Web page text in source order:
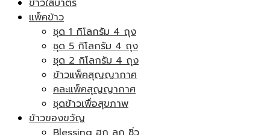
ข้าวใส่บาตร
แพ็คข้าว
ชุด 1 กิโลกรัม 4 ถุง
ชุด 5 กิโลกรัม 4 ถุง
ชุด 2 กิโลกรัม 4 ถุง
ข้าวแพ็คสุญญากาศ
คละแพ็คสุญญากาศ
ชุดข้าวเพื่อสุขภาพ
ข้าวของขวัญ